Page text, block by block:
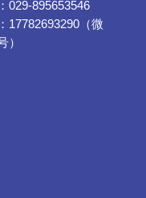
029-895653546
17782693290（微
）